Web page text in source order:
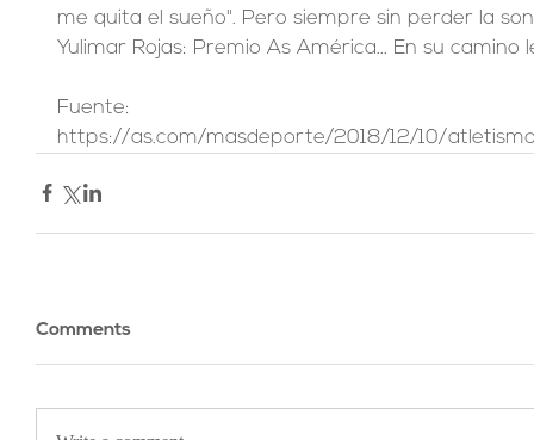
me quita el sueño". Pero siempre sin perder la
Yulimar Rojas: Premio As América... En su camino
Fuente:
https://as.com/masdeporte/2018/12/10/
Comments